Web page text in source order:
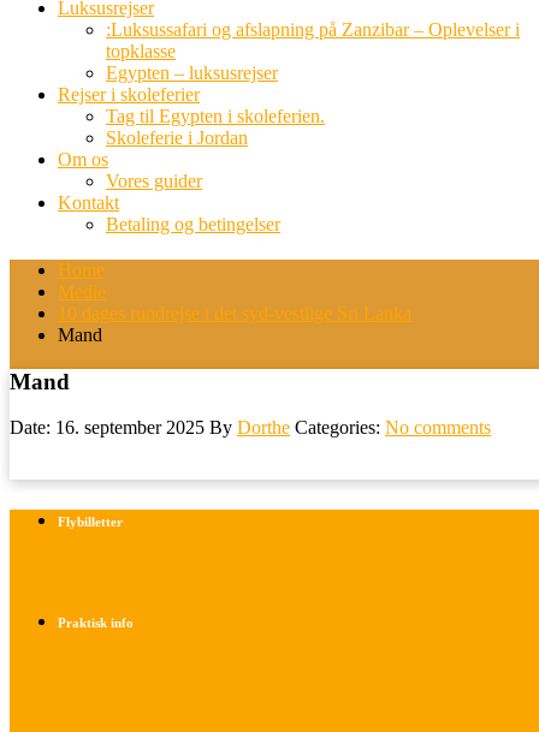
Luksusrejser
:Luksussafari og afslapning på Zanzibar – Oplevelser i
topklasse
Egypten – luksusrejser
Rejser i skoleferier
Tag til Egypten i skoleferien.
Skoleferie i Jordan
Om os
Vores guider
Kontakt
Betaling og betingelser
Home
Medie
10 dages rundrejse i det syd-vestlige Sri Lanka
Mand
Mand
Date: 16. september 2025 By Dorthe Categories: No comments
Flybilletter
Praktisk info